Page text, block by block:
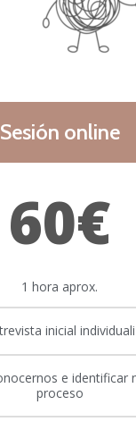
Sesión online
60€
1 hora aprox.
inicial
e identificar
proceso